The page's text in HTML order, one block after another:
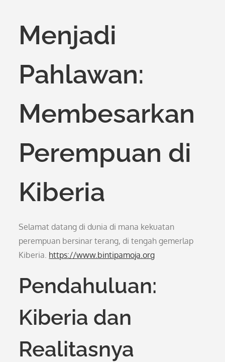
Menjadi
Pahlawan:
Membesarkan
Perempuan di
Kiberia
Selamat datang di dunia di mana kekuatan
perempuan bersinar terang, di tengah gemerlap
Kiberia. https://www.bintipamoja.org
Pendahuluan:
Kiberia dan
Realitasnya